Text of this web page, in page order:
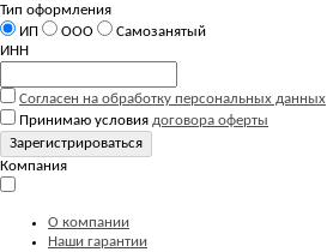
Тип оформления
ИП
ООО
Самозанятый
ИНН
Согласен на обработку персональных данных
Принимаю условия договора оферты
Зарегистрироваться
Компания
О компании
Наши гарантии